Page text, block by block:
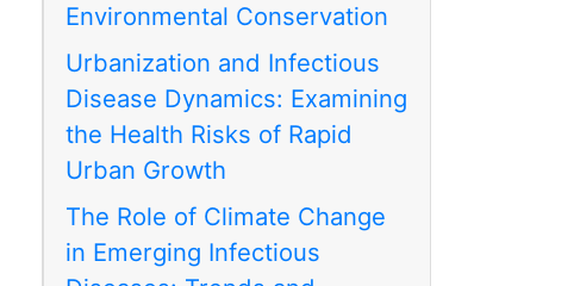
Environmental Conservation
Urbanization and Infectious
Disease Dynamics: Examining
the Health Risks of Rapid
Urban Growth
The Role of Climate Change
in Emerging Infectious